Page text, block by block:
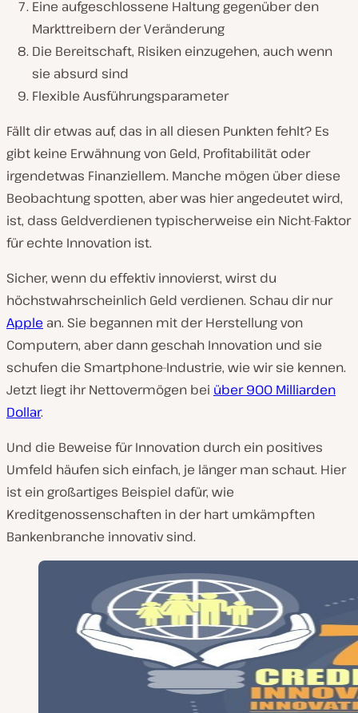
Eine aufgeschlossene Haltung gegenüber den
Markttreibern der Veränderung
Die Bereitschaft, Risiken einzugehen, auch wenn
sie absurd sind
Flexible Ausführungsparameter
Fällt dir etwas auf, das in all diesen Punkten fehlt? Es
gibt keine Erwähnung von Geld, Profitabilität oder
irgendetwas Finanziellem. Manche mögen über diese
Beobachtung spotten, aber was hier angedeutet wird,
ist, dass Geldverdienen typischerweise ein Nicht-Faktor
für echte Innovation ist.
Sicher, wenn du effektiv innovierst, wirst du
höchstwahrscheinlich Geld verdienen. Schau dir nur
Apple an. Sie begannen mit der Herstellung von
Computern, aber dann geschah Innovation und sie
schufen die Smartphone-Industrie, wie wir sie kennen.
Jetzt liegt ihr Nettovermögen bei über 900 Milliarden
Dollar.
Und die Beweise für Innovation durch ein positives
Umfeld häufen sich einfach, je länger man schaut. Hier
ist ein großartiges Beispiel dafür, wie
Kreditgenossenschaften in der hart umkämpften
Bankenbranche innovativ sind.